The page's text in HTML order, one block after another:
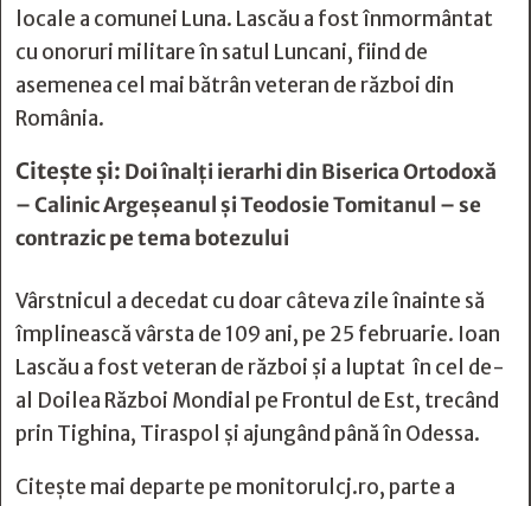
locale a comunei Luna. Lascău a fost înmormântat
cu onoruri militare în satul Luncani, fiind de
asemenea cel mai bătrân veteran de război din
România.
Citește și: Doi înalți ierarhi din Biserica Ortodoxă
– Calinic Argeșeanul și Teodosie Tomitanul – se
contrazic pe tema botezului
Vârstnicul a decedat cu doar câteva zile înainte să
împlinească vârsta de 109 ani, pe 25 februarie. Ioan
Lascău a fost veteran de război și a luptat în cel de-
al Doilea Război Mondial pe Frontul de Est, trecând
prin Tighina, Tiraspol și ajungând până în Odessa.
Citește mai departe pe monitorulcj.ro, parte a